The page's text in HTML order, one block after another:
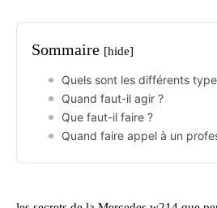
Sommaire [hide]
Quels sont les différents
Quand faut-il agir ?
Que faut-il faire ?
Quand faire appel à un